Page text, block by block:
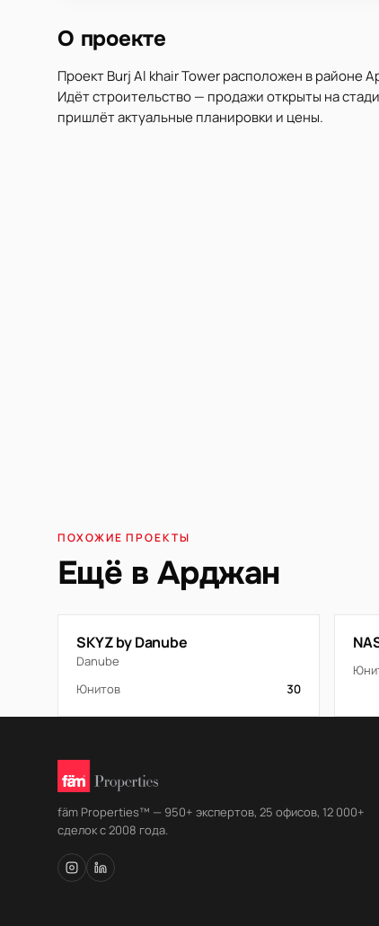
О проекте
Проект Burj Al khair Tower расположен в районе
Идёт строительство — продажи открыты на
пришлёт актуальные планировки и цены.
ПОХОЖИЕ ПРОЕКТЫ
Ещё в Арджан
SKYZ by Danube
Danube
Юнитов
30
fäm Properties™ — 950+ экспертов, 25 офисов, 12 000+
сделок с 2008 года.